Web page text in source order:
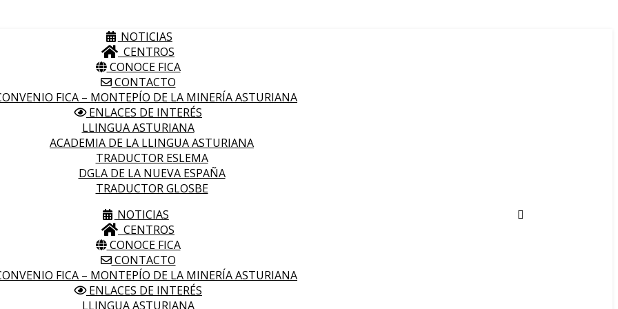
NOTICIAS
CENTROS
CONOCE FICA
CONTACTO
FICA – MONTEPÍO DE LA MINERÍA ASTURIANA
ENLACES DE INTERÉS
LLINGUA ASTURIANA
ACADEMIA DE LA LLINGUA ASTURIANA
TRADUCTOR ESLEMA
DGLA DE LA NUEVA ESPAÑA
TRADUCTOR GLOSBE
NOTICIAS
CENTROS
CONOCE FICA
CONTACTO
FICA – MONTEPÍO DE LA MINERÍA ASTURIANA
ENLACES DE INTERÉS
LLINGUA ASTURIANA